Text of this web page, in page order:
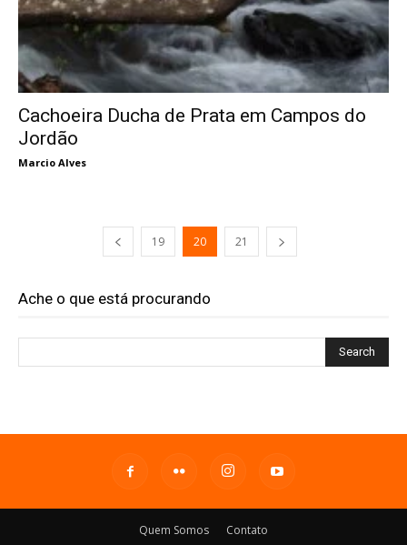
Cachoeira Ducha de Prata em Campos do
Jordão
Marcio Alves
19 20 21
Ache o que está procurando
Quem Somos Contato